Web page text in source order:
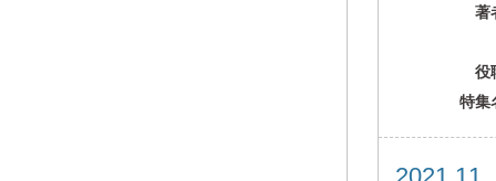
著
役
特集